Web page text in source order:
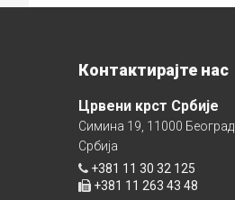
Контактирајте нас
Црвени крст Србије
Симина 19, 11000 Београд
Србија
+381 11 30 32 125
+381 11 263 43 48